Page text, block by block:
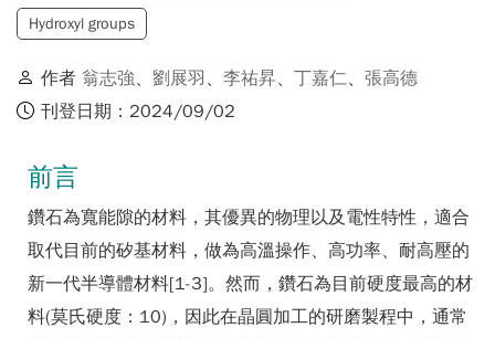
Hydroxyl groups
作者 翁志強、 劉展羽 、 李祐昇、 丁嘉仁、 張高德
刊登日期：2024/09/02
前言
鑽石為寬能隙的材料，其優異的物理以及電性特性，適合
取代目前的矽基材料，做為高溫操作、高功率、耐高壓的
新一代半導體材料[1-3]。然而，鑽石為目前硬度最高的材
料(莫氏硬度：10)，因此在晶圓加工的研磨製程中，通常